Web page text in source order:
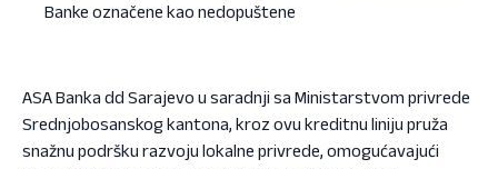
Banke označene kao nedopuštene
ASA Banka dd Sarajevo u saradnji sa Ministarstvom privrede
Srednjobosanskog kantona, kroz ovu kreditnu liniju pruža
snažnu podršku razvoju lokalne privrede, omogućavajući